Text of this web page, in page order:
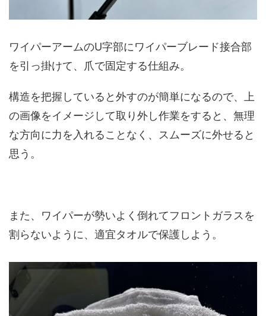
ワイパーアームのU字部にワイパーブレード接合部
を引っ掛けて、爪で固定する仕組み。
構造を把握していると外すのが簡単になるので、上
の画像をイメージして取り外し作業をすると、無理
な方向に力を入れることなく、スムーズに外せると
思う。
また、ワイパーが勢いよく倒れてフロントガラスを
割らないように、適宜タオルで保護しよう。